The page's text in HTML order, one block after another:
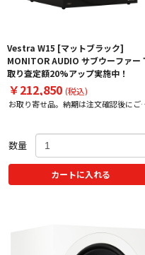
Vestra W15 [マットブラック]
MONITOR AUDIO サブウーファー
取り査定額20%アップ実施中！
￥212,850 (税込)
お取り寄せ品。納期は注文確認後にご
数量
カートに入れる